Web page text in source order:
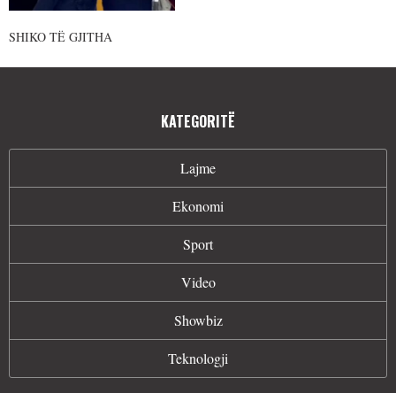
SHIKO TË GJITHA
KATEGORITË
Lajme
Ekonomi
Sport
Video
Showbiz
Teknologji